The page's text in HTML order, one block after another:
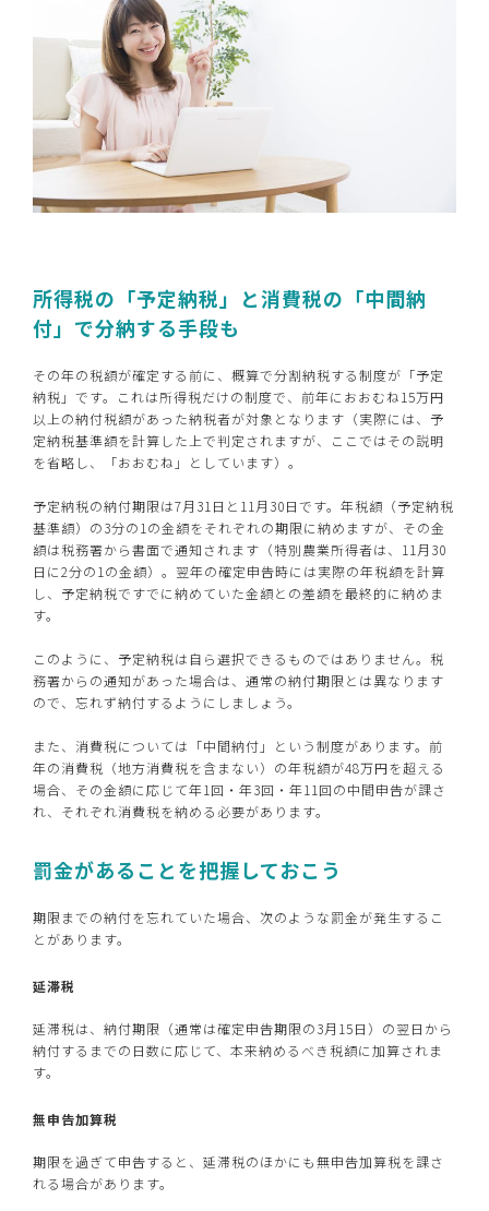
所得税の「予定納税」と消費税の「中間納
付」で分納する手段も
その年の税額が確定する前に、概算で分割納税する制度が「予定
納税」です。これは所得税だけの制度で、前年におおむね15万円
以上の納付税額があった納税者が対象となります（実際には、予
定納税基準額を計算した上で判定されますが、ここではその説明
を省略し、「おおむね」としています）。
予定納税の納付期限は7月31日と11月30日です。年税額（予定納税
基準額）の3分の1の金額をそれぞれの期限に納めますが、その金
額は税務署から書面で通知されます（特別農業所得者は、11月30
日に2分の1の金額）。翌年の確定申告時には実際の年税額を計算
し、予定納税ですでに納めていた金額との差額を最終的に納めま
す。
このように、予定納税は自ら選択できるものではありません。税
務署からの通知があった場合は、通常の納付期限とは異なります
ので、忘れず納付するようにしましょう。
また、消費税については「中間納付」という制度があります。前
年の消費税（地方消費税を含まない）の年税額が48万円を超える
場合、その金額に応じて年1回・年3回・年11回の中間申告が課さ
れ、それぞれ消費税を納める必要があります。
罰金があることを把握しておこう
期限までの納付を忘れていた場合、次のような罰金が発生するこ
とがあります。
延滞税
延滞税は、納付期限（通常は確定申告期限の3月15日）の翌日から
納付するまでの日数に応じて、本来納めるべき税額に加算されま
す。
無申告加算税
期限を過ぎて申告すると、延滞税のほかにも無申告加算税を課さ
れる場合があります。